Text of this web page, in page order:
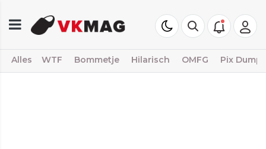
Alles WTF Bommetje Hilarisch OMFG Pix Dump